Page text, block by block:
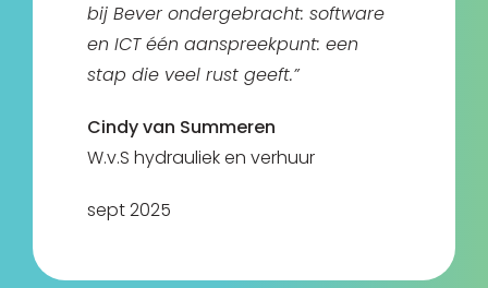
bij Bever ondergebracht: software
en ICT één aanspreekpunt: een
stap die veel rust geeft.”
Cindy van Summeren
W.v.S hydrauliek en verhuur
sept 2025